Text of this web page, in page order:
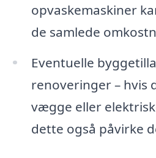
opvaskemaskiner
de samlede
Eventuelle
renoveringer – hvis
vægge eller
dette også påvirke